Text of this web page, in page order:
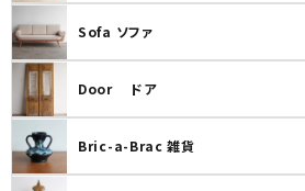
Sofa ソファ
Door ドア
Bric-a-Brac 雑貨